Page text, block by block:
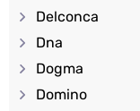
Delconca
Dna
Dogma
Domino